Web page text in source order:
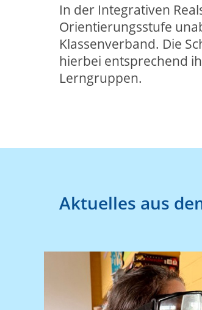
In der Integrativen
Orientierungsstufe
Klassenverband. Die
hierbei entsprechend
Lerngruppen.
Aktuelles aus